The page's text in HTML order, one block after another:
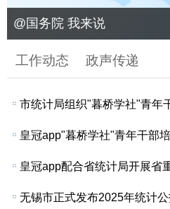
@国务院 我来说
工作动态 政声传递
市统计局组织"暮桥学社"青年
皇冠app"暮桥学社"青年干部
皇冠app配合省统计局开展省
无锡市正式发布2025年统计公